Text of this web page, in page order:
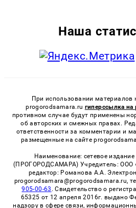
Наша
При использовании материалов
progorodsamara.ru гиперссылка на
противном случае будут применены
об авторских и смежных правах.
ответственности за комментарии и
размещенные на сайте
Наименование: сетевое издание
(ПРОГОРОДСАМАРА) Учредитель: ООО
редактор: Романова А.А.
progorodsamara@progorodsamara.ru,
905-00-63 . Свидетельство о
65325 от 12 апреля 2016г. выдано
надзору в сфере связи,